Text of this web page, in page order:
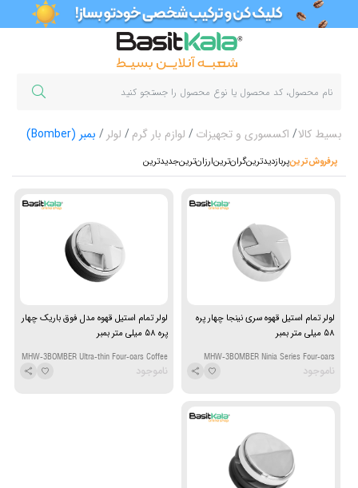
بسیط کالا اکسسوری و تجهیزات لوازم بار گرم لولر بمبر (Bomber)
پرفروش‌ترین‌پربازدیدترینگران‌ترینارزان‌ترینجدیدترین
لولر تمام استیل قهوه سری نینجا چهار پره
58 میلی متر بمبر
MHW-3BOMBER Ninja Series Four-oars
Coffee Distributor 58 mm
ناموجود
لولر تمام استیل قهوه مدل فوق باریک چهار
پره 58 میلی متر بمبر
MHW-3BOMBER Ultra-thin Four-oars Coffee
Distributor 58 mm
ناموجود